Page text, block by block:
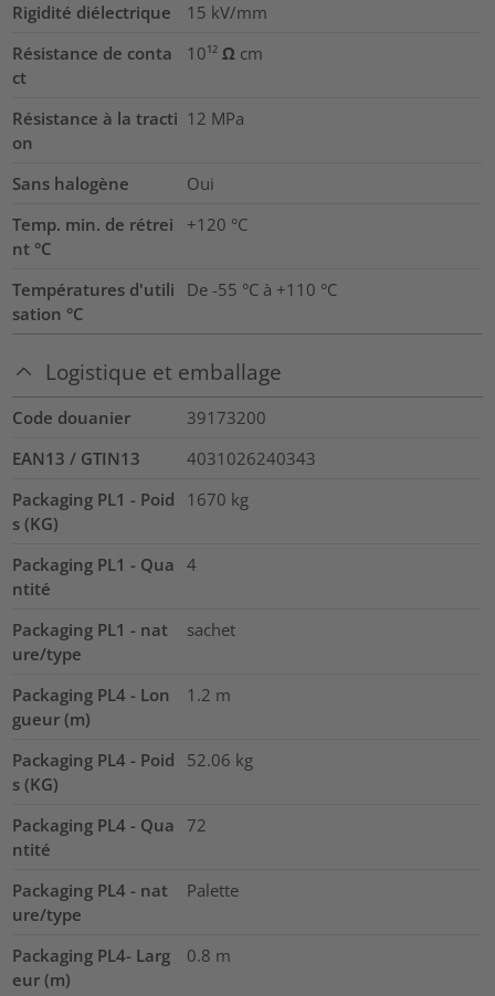
Rigidité diélectrique 15 kV/mm
Résistance de conta
ct
10¹² Ω cm
Résistance à la tracti
on
12 MPa
Sans halogène
Oui
Temp. min. de rétrei
nt °C
+120 °C
Températures d'utili
sation °C
De -55 °C à +110 °C
Logistique et emballage
Code douanier
39173200
EAN13 / GTIN13
4031026240343
Packaging PL1 - Poid
s (KG)
1670 kg
Packaging PL1 - Qua
ntité
4
Packaging PL1 - nat
ure/type
sachet
Packaging PL4 - Lon
gueur (m)
1.2 m
Packaging PL4 - Poid
s (KG)
52.06 kg
Packaging PL4 - Qua
ntité
72
Packaging PL4 - nat
ure/type
Palette
Packaging PL4- Larg
eur (m)
0.8 m